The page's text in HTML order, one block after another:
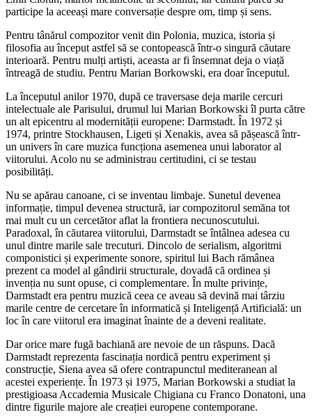
participe la aceeași mare conversație despre om, timp și sens.
Pentru tânărul compozitor venit din Polonia, muzica, istoria și
filosofia au început astfel să se contopească într-o singură căutare
interioară. Pentru mulți artiști, aceasta ar fi însemnat deja o viață
întreagă de studiu. Pentru Marian Borkowski, era doar începutul.
La începutul anilor 1970, după ce traversase deja marile cercuri
intelectuale ale Parisului, drumul lui Marian Borkowski îl purta către
un alt epicentru al modernității europene: Darmstadt. În 1972 și
1974, printre Stockhausen, Ligeti și Xenakis, avea să pășească într-
un univers în care muzica funcționa asemenea unui laborator al
viitorului. Acolo nu se administrau certitudini, ci se testau
posibilități.
Nu se apărau canoane, ci se inventau limbaje. Sunetul devenea
informație, timpul devenea structură, iar compozitorul semăna tot
mai mult cu un cercetător aflat la frontiera necunoscutului.
Paradoxal, în căutarea viitorului, Darmstadt se întâlnea adesea cu
unul dintre marile sale trecuturi. Dincolo de serialism, algoritmi
componistici și experimente sonore, spiritul lui Bach rămânea
prezent ca model al gândirii structurale, dovadă că ordinea și
invenția nu sunt opuse, ci complementare. În multe privințe,
Darmstadt era pentru muzică ceea ce aveau să devină mai târziu
marile centre de cercetare în informatică și Inteligență Artificială: un
loc în care viitorul era imaginat înainte de a deveni realitate.
Dar orice mare fugă bachiană are nevoie de un răspuns. Dacă
Darmstadt reprezenta fascinația nordică pentru experiment și
construcție, Siena avea să ofere contrapunctul mediteranean al
acestei experiențe. În 1973 și 1975, Marian Borkowski a studiat la
prestigioasa Accademia Musicale Chigiana cu Franco Donatoni, una
dintre figurile majore ale creației europene contemporane.